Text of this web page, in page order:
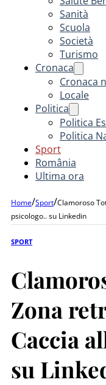
Sanità
Scuola
Società
Turismo
Cronaca
Cronaca
Locale
Politica
Politica
Politica
Sport
România
Ultima ora
Home/Sport/Clamoroso
psicologo.. su Linkedin
SPORT
Zona
Caccia
su